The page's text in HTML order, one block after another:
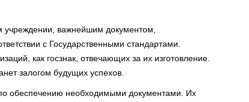
учреждении, важнейшим документом,
с Государственными стандартами.
как госзнак, отвечающих за их изготовление.
залогом будущих успехов.
обеспечению необходимыми документами. Их